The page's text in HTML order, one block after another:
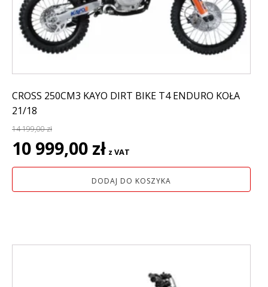
CROSS 250CM3 KAYO DIRT BIKE T4 ENDURO KOŁA
21/18
14 199,00zł
Pierwotna
cena
wynosiła:
10 999,00 zł cena
wynosi:
10
z VAT
DODAJ DO KOSZYKA